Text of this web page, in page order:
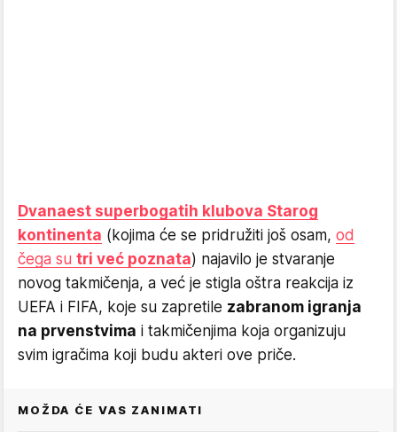
Dvanaest superbogatih klubova Starog
kontinenta (kojima će se pridružiti još osam, od
čega su tri već poznata) najavilo je stvaranje
novog takmičenja, a već je stigla oštra reakcija iz
UEFA i FIFA, koje su zapretile zabranom igranja
na prvenstvima i takmičenjima koja organizuju
svim igračima koji budu akteri ove priče.
MOŽDA ĆE VAS ZANIMATI